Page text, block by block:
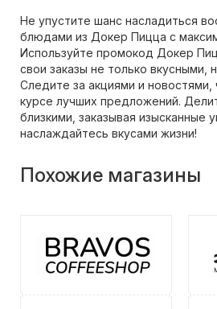
Не упустите шанс насладиться
блюдами из Докер Пицца с
Используйте промокод Докер
свои заказы не только вкусными,
Следите за акциями и
курсе лучших предложений.
близкими, заказывая изысканные
наслаждайтесь вкусами жизни!
Похожие магазины